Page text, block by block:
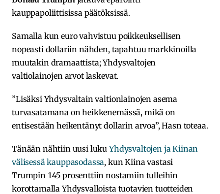
kauppapoliittisissa päätöksissä.
Samalla kun euro vahvistuu poikkeuksellisen
nopeasti dollariin nähden, tapahtuu markkinoilla
muutakin dramaattista; Yhdysvaltojen
valtiolainojen arvot laskevat.
”Lisäksi Yhdysvaltain valtionlainojen asema
turvasatamana on heikkenemässä, mikä on
entisestään heikentänyt dollarin arvoa”, Hasn toteaa.
Tänään nähtiin uusi lukuYhdysvaltojen ja Kiinan
välisessä kauppasodassa, kun Kiina vastasi
Trumpin 145 prosenttiin nostamiin tulleihin
korottamalla Yhdysvalloista tuotavien tuotteiden